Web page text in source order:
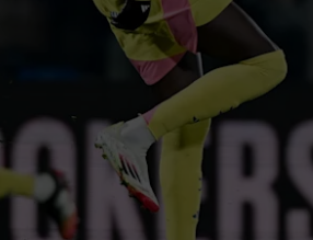
VIDEO
ALTRO